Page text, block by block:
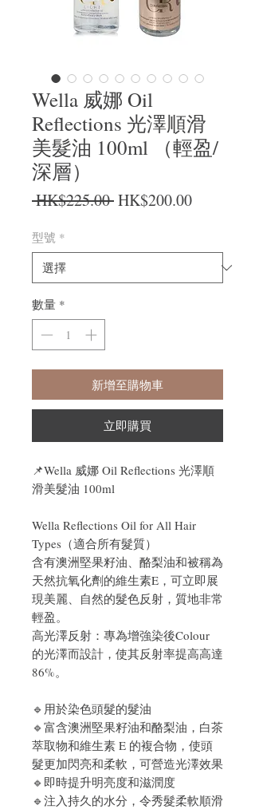
Wella 威娜 Oil
Reflections 光澤順滑
美髮油 100ml （輕盈/
深層）
HK$225.00 一般價格
HK$200.00促銷價格
型號 *
數量 *
新增至購物車
立即購買
📌Wella 威娜 Oil Reflections 光澤順
滑美髮油 100ml
Wella Reflections Oil for All Hair
Types（適合所有髮質）
含有澳洲堅果籽油、酪梨油和被稱為
天然抗氧化劑的維生素E，可立即展
現美麗、自然的髮色反射，質地非常
輕盈。
高光澤反射：專為增強染後Colour
的光澤而設計，使其反射率提高高達
86%。
🔹用於染色頭髮的髮油
🔹富含澳洲堅果籽油和酪梨油，白茶
萃取物和維生素 E 的複合物，使頭
髮更加閃亮和柔軟，可營造光澤效果
🔹 即時提升明亮度和滋潤度
🔹注入持久的水分，令秀髮柔軟順滑